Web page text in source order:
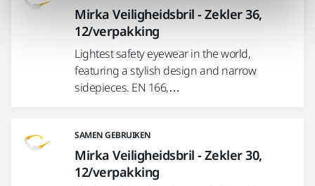
Mirka Veiligheidsbril - Zekler 36,
12/verpakking
Lightest safety eyewear in the world,
featuring a stylish design and narrow
sidepieces. EN 166,…
SAMEN GEBRUIKEN
Mirka Veiligheidsbril - Zekler 30,
12/verpakking